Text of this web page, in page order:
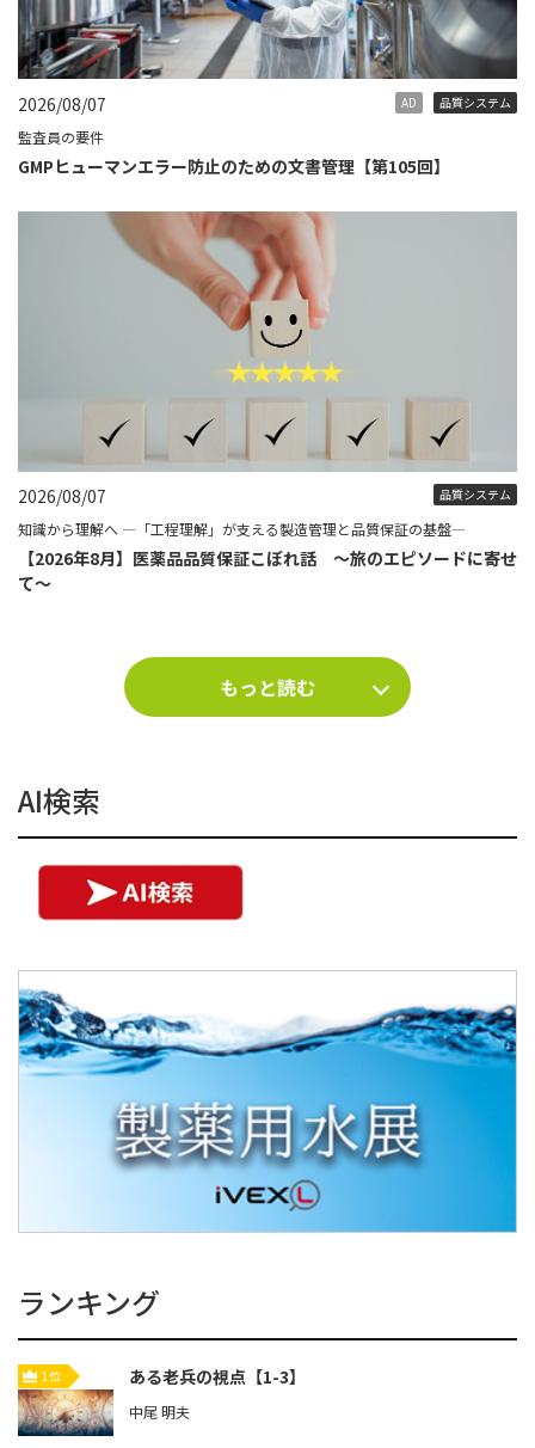
2026/08/07 AD 品質システム
監査員の要件
GMPヒューマンエラー防止のための文書管理【第105回】
2026/08/07 品質システム
知識から理解へ ―「工程理解」が支える製造管理と品質保証の基盤―
【2026年8月】医薬品品質保証こぼれ話 ～旅のエピソードに寄せ
て～
もっと読む
AI検索
ランキング
1位 ある老兵の視点【1-3】
中尾 明夫